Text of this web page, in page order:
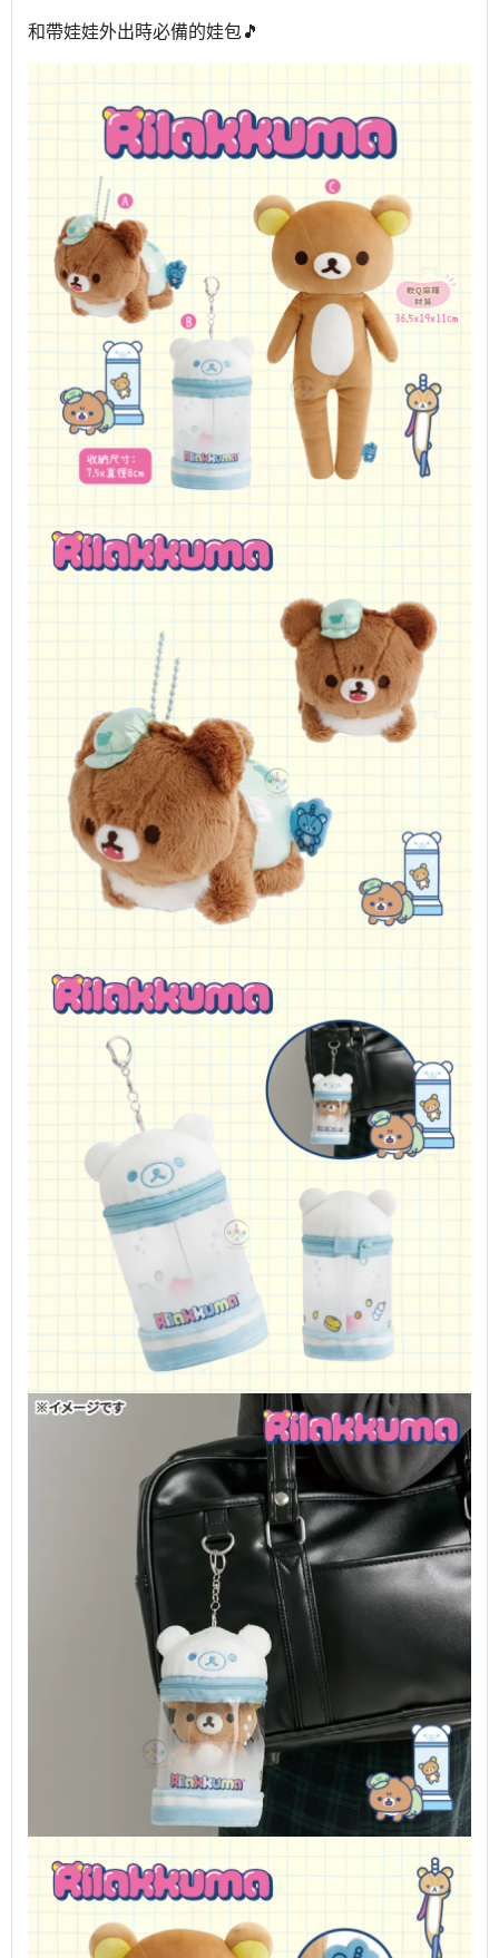
和帶娃娃外出時必備的娃包🎵